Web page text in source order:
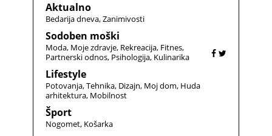
Aktualno
Bedarija dneva Zanimivosti
Sodoben moški
Moda Moje zdravje Rekreacija Fitnes
Partnerski odnos Psihologija Kulinarika
Lifestyle
Potovanja Tehnika Dizajn Moj dom Huda
arhitektura Mobilnost
Šport
Nogomet Košarka